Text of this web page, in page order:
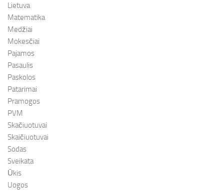
Lietuva
Matematika
Medžiai
Mokesčiai
Pajamos
Pasaulis
Paskolos
Patarimai
Pramogos
PVM
Skačiuotuvai
Skaičiuotuvai
Sodas
Sveikata
Ūkis
Uogos